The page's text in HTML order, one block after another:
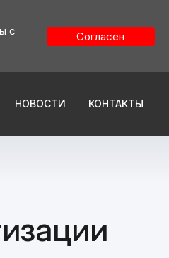
с Согласен
НОВОСТИ КОНТАКТЫ